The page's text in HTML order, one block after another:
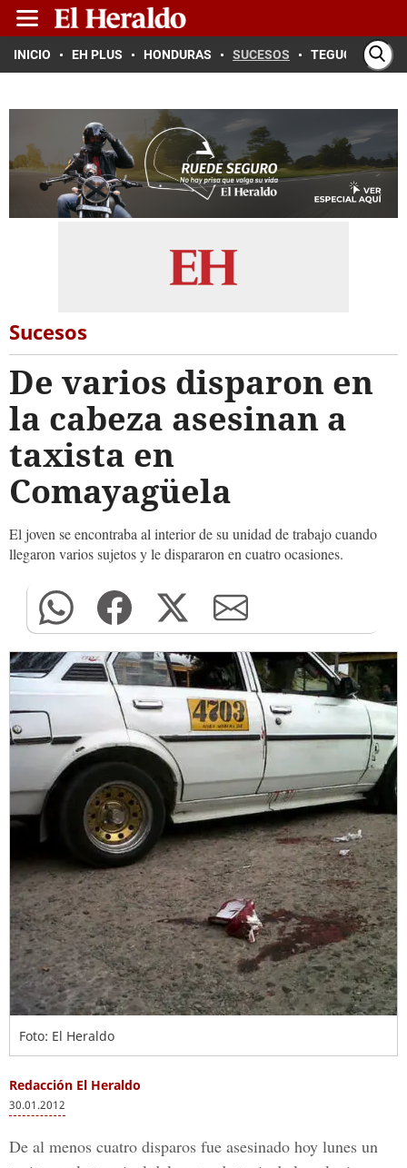
INICIO EH PLUS HONDURAS SUCESOS TEGUCIGALPA
Sucesos
De varios disparon en
la cabeza asesinan a
taxista en
Comayagüela
El joven se encontraba al interior de su unidad de trabajo cuando
llegaron varios sujetos y le dispararon en cuatro ocasiones.
Foto: El Heraldo
Redacción El Heraldo
30.01.2012
De al menos cuatro disparos fue asesinado hoy lunes un